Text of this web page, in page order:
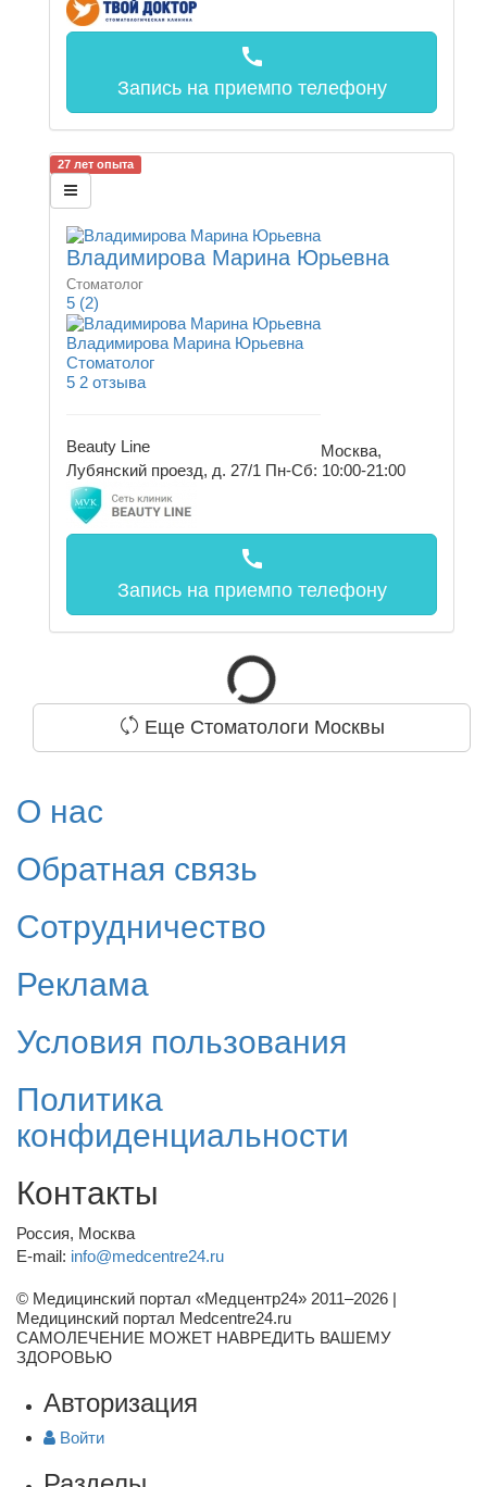
call
Запись на приемпо телефону
27 лет опыта
Владимирова Марина Юрьевна
Стоматолог
5 (2)
Владимирова Марина Юрьевна
Стоматолог
5 2 отзыва
Beauty Line
Москва,
Лубянский проезд, д. 27/1 Пн-Сб: 10:00-21:00
call
Запись на приемпо телефону
Еще Стоматологи Москвы
О нас
Обратная связь
Сотрудничество
Реклама
Условия пользования
Политика
конфиденциальности
Контакты
Россия, Москва
E-mail: info@medcentre24.ru
© Медицинский портал «Медцентр24» 2011–2026 |
Медицинский портал Medcentre24.ru
САМОЛЕЧЕНИЕ МОЖЕТ НАВРЕДИТЬ ВАШЕМУ
ЗДОРОВЬЮ
Авторизация
Войти